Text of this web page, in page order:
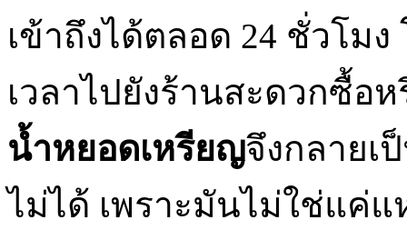
เข้าถึงได้ตลอด 24 ชั่วโม
เวลาไปยังร้านสะดวกซื้อ
น้ำหยอดเหรียญจึงกลายเ
ไม่ได้ เพราะมันไม่ใช่แค่